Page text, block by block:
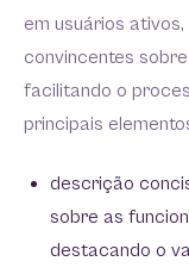
em usuários
convincentes
facilitando o
principais
descrição
sobre as
destacando o